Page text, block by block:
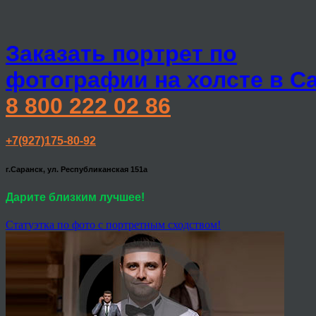
Заказать портрет по
фотографии на холсте в
8 800 222 02 86
+7(927)175-80-92
г.Саранск, ул. Республиканская 151а
Дарите близким лучшее!
Статуэтка по фото с портретным сходством!